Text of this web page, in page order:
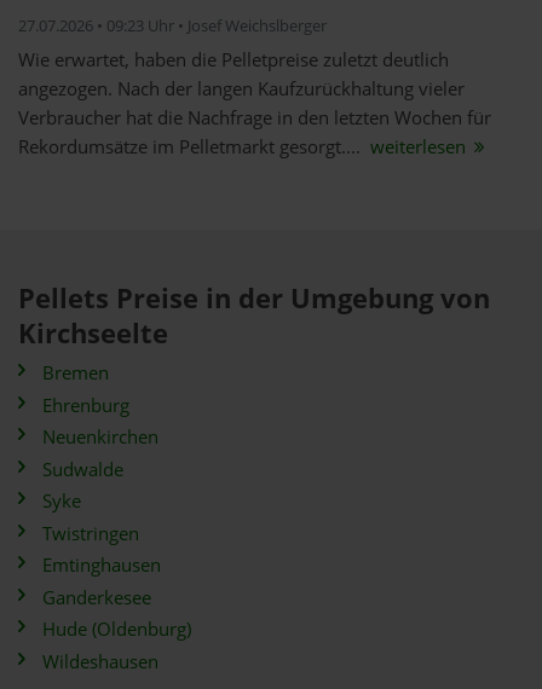
27.07.2026 • 09:23 Uhr • Josef Weichslberger
Wie erwartet, haben die Pelletpreise zuletzt deutlich
angezogen. Nach der langen Kaufzurückhaltung vieler
Verbraucher hat die Nachfrage in den letzten Wochen für
Rekordumsätze im Pelletmarkt gesorgt.... weiterlesen
Pellets Preise in der Umgebung von
Kirchseelte
Bremen
Ehrenburg
Neuenkirchen
Sudwalde
Syke
Twistringen
Emtinghausen
Ganderkesee
Hude (Oldenburg)
Wildeshausen